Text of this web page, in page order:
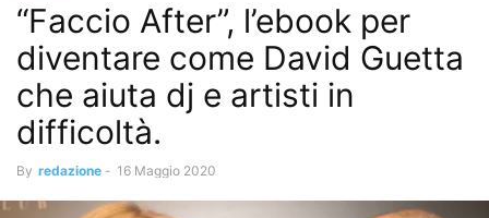
“Faccio After”, l’ebook per
diventare come David Guetta
che aiuta dj e artisti in
difficoltà.
By redazione - 16 Maggio 2020